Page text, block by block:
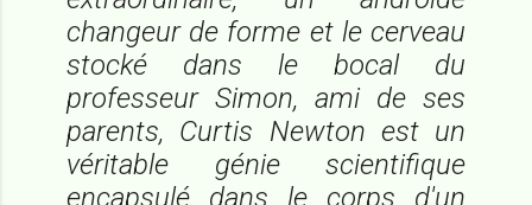
changeur de forme et le cerveau
stocké dans le bocal du
professeur Simon, ami de ses
parents, Curtis Newton est un
véritable génie scientifique
encapsulé dans le corps d'un